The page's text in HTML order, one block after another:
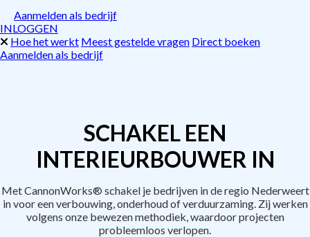
Aanmelden als bedrijf
INLOGGEN
Hoe het werkt Meest gestelde vragen Direct boeken
Aanmelden als bedrijf
SCHAKEL EEN
INTERIEURBOUWER IN
Met CannonWorks® schakel je bedrijven in de regio Nederweert
in voor een verbouwing, onderhoud of verduurzaming. Zij werken
volgens onze bewezen methodiek, waardoor projecten
probleemloos verlopen.